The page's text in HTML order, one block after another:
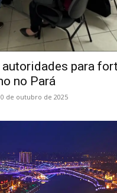
autoridades para
no Pará
de outubro de 2025